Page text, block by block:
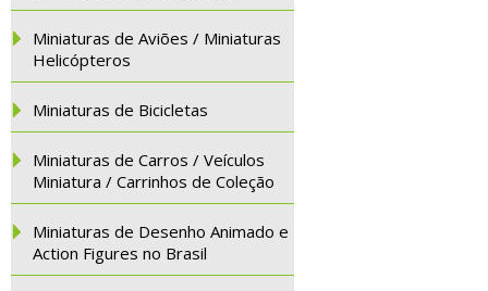
Miniaturas de Aviões / Miniaturas
Helicópteros
Miniaturas de Bicicletas
Miniaturas de Carros / Veículos
Miniatura / Carrinhos de Coleção
Miniaturas de Desenho Animado e
Action Figures no Brasil